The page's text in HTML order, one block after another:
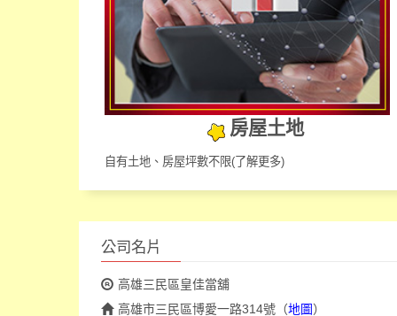
房屋土地
自有土地、房屋坪數不限(了解更多)
公司名片
高雄三民區皇佳當舖
高雄市三民區博愛一路314號 （地圖）